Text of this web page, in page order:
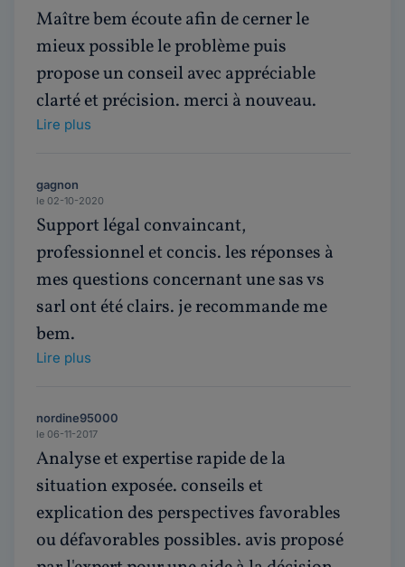
Maître bem écoute afin de cerner le
mieux possible le problème puis
propose un conseil avec appréciable
clarté et précision. merci à nouveau.
Lire plus
gagnon
le 02-10-2020
Support légal convaincant,
professionnel et concis. les réponses à
mes questions concernant une sas vs
sarl ont été clairs. je recommande me
bem.
Lire plus
nordine95000
le 06-11-2017
Analyse et expertise rapide de la
situation exposée. conseils et
explication des perspectives favorables
ou défavorables possibles. avis proposé